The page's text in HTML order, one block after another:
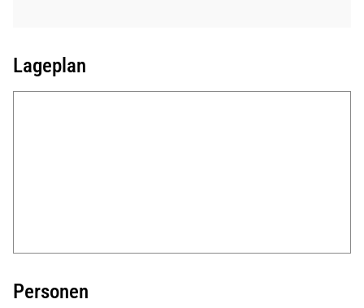
Lageplan
Personen